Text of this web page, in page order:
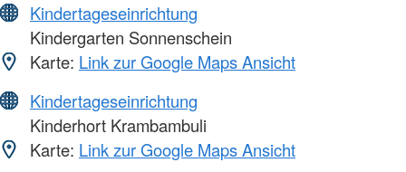
Kindertageseinrichtung
Kindergarten Sonnenschein
Karte: Link zur Google Maps Ansicht
Kindertageseinrichtung
Kinderhort Krambambuli
Karte: Link zur Google Maps Ansicht